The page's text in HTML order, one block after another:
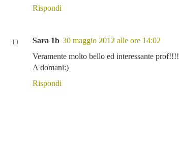
Rispondi
Sara 1b 30 maggio 2012 alle ore 14:02
Veramente molto bello ed interessante prof!!!!
A domani:)
Rispondi